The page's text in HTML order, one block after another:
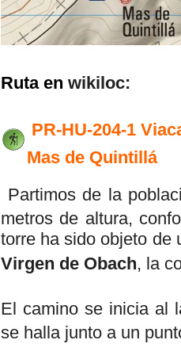
Ruta en wikiloc:
PR-HU-204-1
Mas de Quintillá
Partimos de la
metros de altura,
torre ha sido objeto de
Virgen de Obach, la
El camino se inicia al
se halla junto a un